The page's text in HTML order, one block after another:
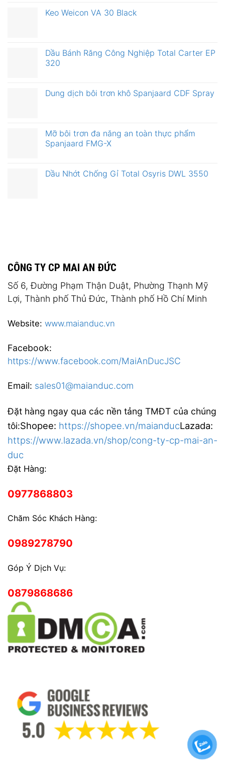
Keo Weicon VA 30 Black
Dầu Bánh Răng Công Nghiệp Total Carter EP
320
Dung dịch bôi trơn khô Spanjaard CDF Spray
Mỡ bôi trơn đa năng an toàn thực phẩm
Spanjaard FMG-X
Dầu Nhớt Chống Gỉ Total Osyris DWL 3550
CÔNG TY CP MAI AN ĐỨC
Số 6, Đường Phạm Thận Duật, Phường Thạnh Mỹ
Lợi, Thành phố Thủ Đức, Thành phố Hồ Chí Minh
Website: www.maianduc.vn
Facebook:
https://www.facebook.com/MaiAnDucJSC
Email: sales01@maianduc.com
Đặt hàng ngay qua các nền tảng TMĐT của chúng
tôi:Shopee: https://shopee.vn/maianducLazada:
https://www.lazada.vn/shop/cong-ty-cp-mai-an-
duc
Đặt Hàng:
0977868803
Chăm Sóc Khách Hàng:
0989278790
Góp Ý Dịch Vụ:
0879868686